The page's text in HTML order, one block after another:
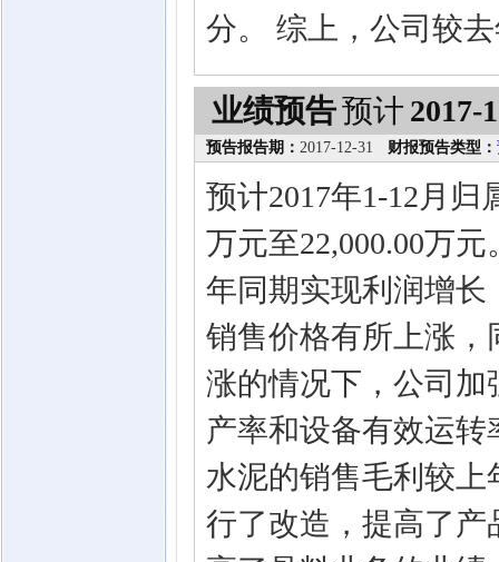
分。 综上，公司较
业绩预告预计 2017-
预告报告期： 2017-12-31 财报预告类型：
预计2017年1-12月归
万元至22,000.00万
年同期实现利润增
销售价格有所上涨
涨的情况下，公司
产率和设备有效运
水泥的销售毛利较
行了改造，提高了